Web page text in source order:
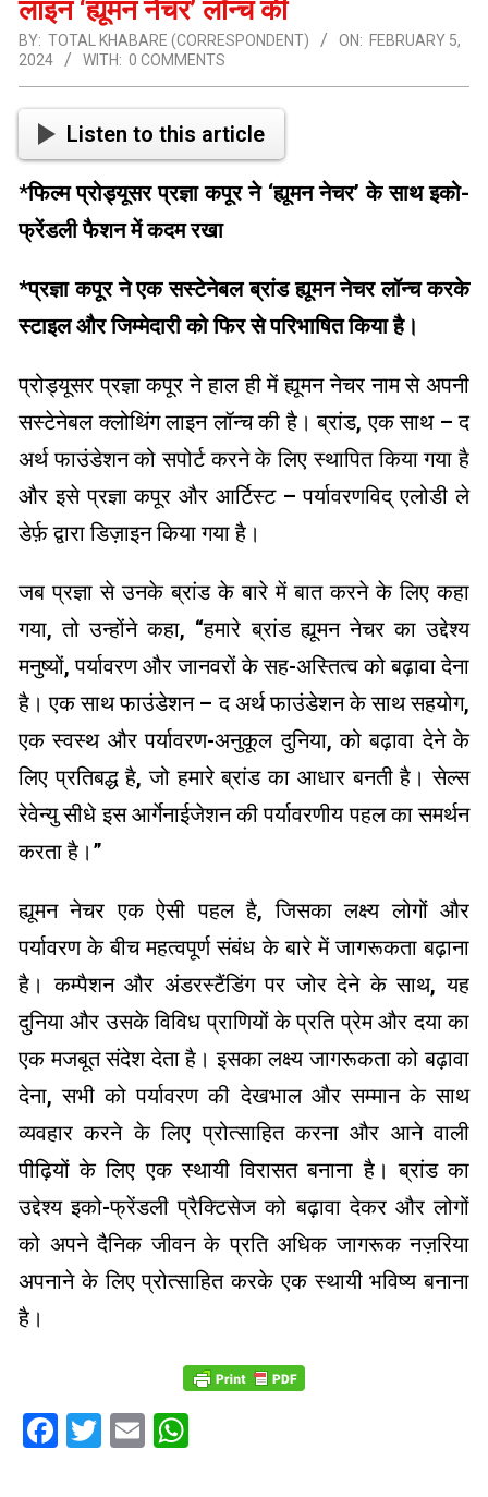
लाइन ‘ह्यूमन नेचर’ लॉन्च की
BY: TOTAL KHABARE (CORRESPONDENT) ON: FEBRUARY 5,
2024
WITH: 0 COMMENTS
Listen to this article
*फिल्म प्रोड्यूसर प्रज्ञा कपूर ने ‘ह्यूमन नेचर’ के साथ इको-
फ्रेंडली फैशन में कदम रखा
*प्रज्ञा कपूर ने एक सस्टेनेबल ब्रांड ह्यूमन नेचर लॉन्च करके
स्टाइल और जिम्मेदारी को फिर से परिभाषित किया है।
प्रोड्यूसर प्रज्ञा कपूर ने हाल ही में ह्यूमन नेचर नाम से अपनी
सस्टेनेबल क्लोथिंग लाइन लॉन्च की है। ब्रांड, एक साथ – द
अर्थ फाउंडेशन को सपोर्ट करने के लिए स्थापित किया गया है
और इसे प्रज्ञा कपूर और आर्टिस्ट – पर्यावरणविद् एलोडी ले
डेर्फ़ द्वारा डिज़ाइन किया गया है।
जब प्रज्ञा से उनके ब्रांड के बारे में बात करने के लिए कहा
गया, तो उन्होंने कहा, “हमारे ब्रांड ह्यूमन नेचर का उद्देश्य
मनुष्यों, पर्यावरण और जानवरों के सह-अस्तित्व को बढ़ावा देना
है। एक साथ फाउंडेशन – द अर्थ फाउंडेशन के साथ सहयोग,
एक स्वस्थ और पर्यावरण-अनुकूल दुनिया, को बढ़ावा देने के
लिए प्रतिबद्ध है, जो हमारे ब्रांड का आधार बनती है। सेल्स
रेवेन्यु सीधे इस आर्गेनाईजेशन की पर्यावरणीय पहल का समर्थन
करता है।”
ह्यूमन नेचर एक ऐसी पहल है, जिसका लक्ष्य लोगों और
पर्यावरण के बीच महत्वपूर्ण संबंध के बारे में जागरूकता बढ़ाना
है। कम्पैशन और अंडरस्टैंडिंग पर जोर देने के साथ, यह
दुनिया और उसके विविध प्राणियों के प्रति प्रेम और दया का
एक मजबूत संदेश देता है। इसका लक्ष्य जागरूकता को बढ़ावा
देना, सभी को पर्यावरण की देखभाल और सम्मान के साथ
व्यवहार करने के लिए प्रोत्साहित करना और आने वाली
पीढ़ियों के लिए एक स्थायी विरासत बनाना है। ब्रांड का
उद्देश्य इको-फ्रेंडली प्रैक्टिसेज को बढ़ावा देकर और लोगों
को अपने दैनिक जीवन के प्रति अधिक जागरूक नज़रिया
अपनाने के लिए प्रोत्साहित करके एक स्थायी भविष्य बनाना
है।
Facebook
Twitter
Email